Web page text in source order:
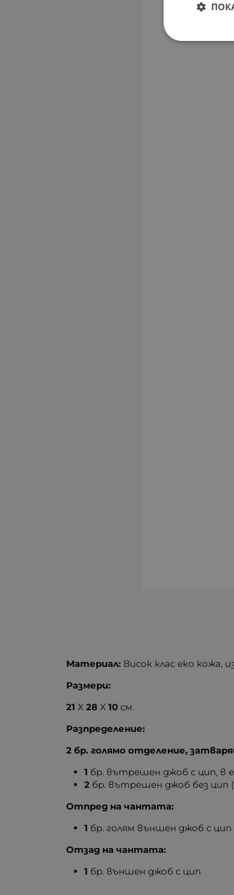
Материал: Висок клас еко кожа,
Размери:
21 X28 X10 см.
Разпределение:
2 бр. голямо отделение,
1 бр. вътрешен джоб с цип, в
2 бр. вътрешен джоб без цип
Отпред на чантата:
1 бр. голям външен джоб с цип
Отзад на чантата:
1 бр. външен джоб с цип